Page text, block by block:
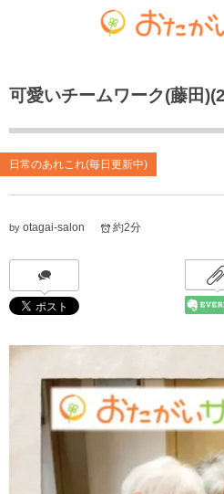
可愛いチームワーク(藤田
日常のあれこれ(毎日更新中)
by otagai-salon 約2分
お知らせ
共生型デイサービス おたがいサロン
おたがいサロンの喫茶店（オレンジカフェ）
ごちゃまぜ食堂
就労継続支援 B型事業